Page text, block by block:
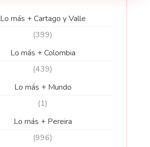
Lo más + Cartago y Valle
(399)
Lo más + Colombia
(439)
Lo más + Mundo
(1)
Lo más + Pereira
(996)